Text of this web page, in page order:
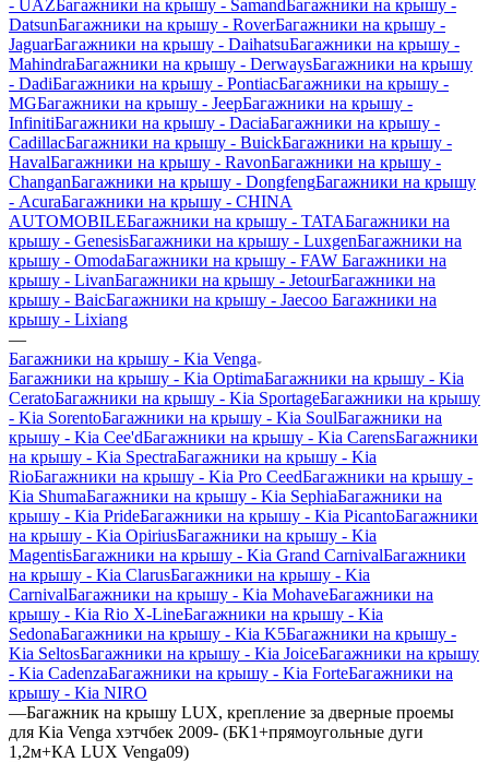
- UAZБагажники на крышу - SamandБагажники на крышу -
DatsunБагажники на крышу - RoverБагажники на крышу -
JaguarБагажники на крышу - DaihatsuБагажники на крышу -
MahindraБагажники на крышу - DerwaysБагажники на крышу
- DadiБагажники на крышу - PontiacБагажники на крышу -
MGБагажники на крышу - JeepБагажники на крышу -
InfinitiБагажники на крышу - DaciaБагажники на крышу -
CadillacБагажники на крышу - BuickБагажники на крышу -
HavalБагажники на крышу - RavonБагажники на крышу -
ChanganБагажники на крышу - DongfengБагажники на крышу
- AcuraБагажники на крышу - CHINA
AUTOMOBILEБагажники на крышу - TATAБагажники на
крышу - GenesisБагажники на крышу - LuxgenБагажники на
крышу - OmodaБагажники на крышу - FAW Багажники на
крышу - LivanБагажники на крышу - JetourБагажники на
крышу - BaicБагажники на крышу - Jaecoo Багажники на
крышу - Lixiang
—
Багажники на крышу - Kia Venga
Багажники на крышу - Kia OptimaБагажники на крышу - Kia
CeratoБагажники на крышу - Kia SportageБагажники на крышу
- Kia SorentoБагажники на крышу - Kia SoulБагажники на
крышу - Kia Cee'dБагажники на крышу - Kia CarensБагажники
на крышу - Kia SpectraБагажники на крышу - Kia
RioБагажники на крышу - Kia Pro CeedБагажники на крышу -
Kia ShumaБагажники на крышу - Kia SephiaБагажники на
крышу - Kia PrideБагажники на крышу - Kia PicantoБагажники
на крышу - Kia OpiriusБагажники на крышу - Kia
MagentisБагажники на крышу - Kia Grand CarnivalБагажники
на крышу - Kia ClarusБагажники на крышу - Kia
CarnivalБагажники на крышу - Kia MohaveБагажники на
крышу - Kia Rio X-LineБагажники на крышу - Kia
SedonaБагажники на крышу - Kia K5Багажники на крышу -
Kia SeltosБагажники на крышу - Kia JoiceБагажники на крышу
- Kia CadenzaБагажники на крышу - Kia ForteБагажники на
крышу - Kia NIRO
—Багажник на крышу LUX, крепление за дверные проемы
для Kia Venga хэтчбек 2009- (БК1+прямоугольные дуги
1,2м+КА LUX Venga09)